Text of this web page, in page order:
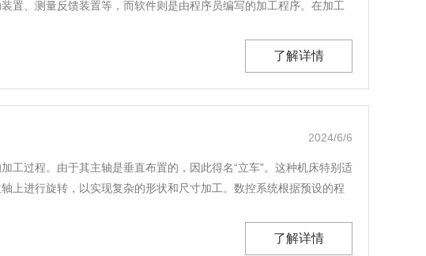
置、测量反馈装置等，而软件则是由程序员编写的加工程序。在加工
了解详情
2024/6/6
过程。由于其主轴是垂直布置的，因此得名“立车”。这种机床特别适
上进行旋转，以实现复杂的形状和尺寸加工。数控系统根据预设的程
了解详情